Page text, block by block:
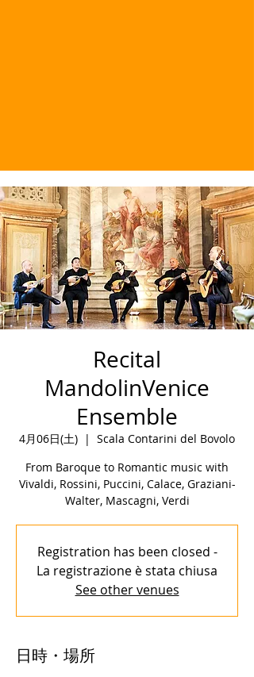
Recital
MandolinVenice
Ensemble
4月06日(土)
  |
Scala Contarini del Bovolo
From Baroque to Romantic music with
Vivaldi, Rossini, Puccini, Calace, Graziani-
Walter, Mascagni, Verdi
Registration has been closed -
La registrazione è stata chiusa
See other venues
日時・場所